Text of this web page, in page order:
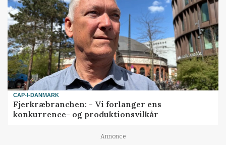
CAP-I-DANMARK
Fjerkræbranchen: - Vi forlanger ens
konkurrence- og produktionsvilkår
Annonce